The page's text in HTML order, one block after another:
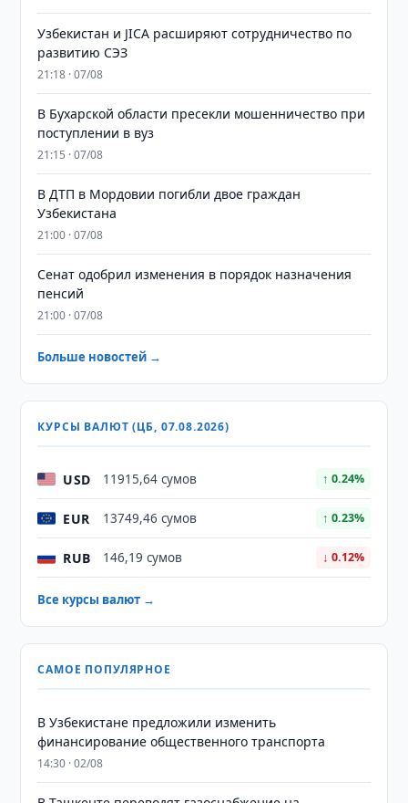
Узбекистан и JICA расширяют сотрудничество по
развитию СЭЗ
21:18 · 07/08
В Бухарской области пресекли мошенничество при
поступлении в вуз
21:15 · 07/08
В ДТП в Мордовии погибли двое граждан
Узбекистана
21:00 · 07/08
Сенат одобрил изменения в порядок назначения
пенсий
21:00 · 07/08
Больше новостей →
КУРСЫ ВАЛЮТ (ЦБ, 07.08.2026)
USD 11915,64 сумов ↑ 0.24%
EUR 13749,46 сумов ↑ 0.23%
RUB 146,19 сумов ↓ 0.12%
Все курсы валют →
САМОЕ ПОПУЛЯРНОЕ
В Узбекистане предложили изменить
финансирование общественного транспорта
14:30 · 02/08